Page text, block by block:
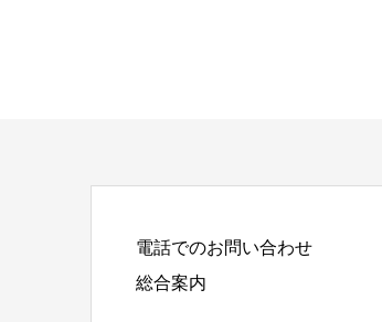
電話でのお問い合わせ
総合案内